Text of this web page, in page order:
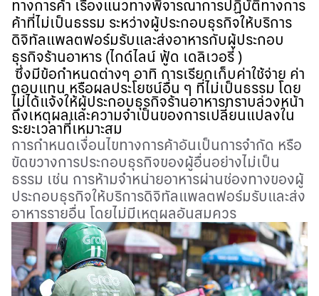
ทางการค้า เรื่องแนวทางพิจารณาการปฏิบัติทางการ
ค้าที่ไม่เป็นธรรม ระหว่างผู้ประกอบธุรกิจให้บริการ
ดิจิทัลแพลตฟอร์มรับและส่งอาหารกับผู้ประกอบ
ธุรกิจร้านอาหาร (ไกด์ไลน์ ฟู้ด เดลิเวอรี่ )
ซึ่งมีข้อกำหนดต่างๆ อาทิ การเรียกเก็บค่าใช้จ่าย ค่า
ตอบแทน หรือผลประโยชน์อื่น ๆ ที่ไม่เป็นธรรม โดย
ไม่ได้แจ้งให้ผู้ประกอบธุรกิจร้านอาหารทราบล่วงหน้า
ถึงเหตุผลและความจำเป็นของการเปลี่ยนแปลงใน
ระยะเวลาที่เหมาะสม
การกำหนดเงื่อนไขทางการค้าอันเป็นการจำกัด หรือ
ขัดขวางการประกอบธุรกิจของผู้อื่นอย่างไม่เป็น
ธรรม เช่น การห้ามจำหน่ายอาหารผ่านช่องทางของผู้
ประกอบธุรกิจให้บริการดิจิทัลแพลตฟอร์มรับและส่ง
อาหารรายอื่น โดยไม่มีเหตุผลอันสมควร